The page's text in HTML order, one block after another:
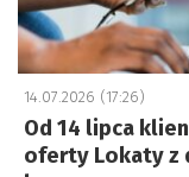
14.07.2026 (17:26)
Od 14 lipca
oferty Lokaty z